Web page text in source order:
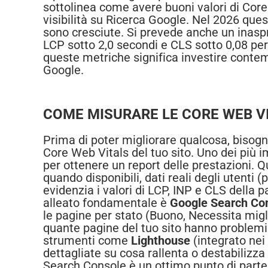
sottolinea come avere buoni valori di
visibilità su Ricerca Google. Nel 2026
sono cresciute. Si prevede anche un
LCP sotto 2,0 secondi e CLS sotto 0,08
queste metriche significa investire
Google.
COME MISURARE LE CORE WEB
Prima di poter migliorare qualcosa,
Core Web Vitals del tuo sito. Uno dei più
per ottenere un report delle prestazioni.
quando disponibili, dati reali degli utenti
evidenzia i valori di LCP, INP e CLS
alleato fondamentale è Google Search
le pagine per stato (Buono, Necessita
quante pagine del tuo sito hanno
strumenti come Lighthouse (integrato nei
dettagliate su cosa rallenta o